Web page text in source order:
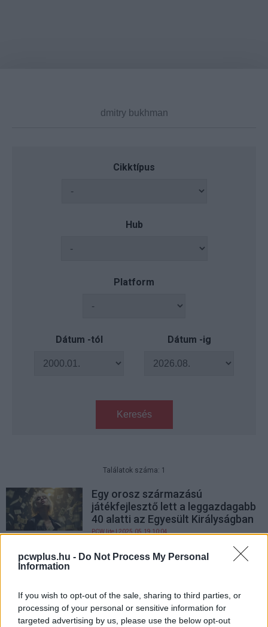
pcwplus.hu - Do Not Process My Personal
Information
If you wish to opt-out of the sale, sharing to third parties, or
processing of your personal or sensitive information for
targeted advertising by us, please use the below opt-out
Cikktípus
Hub
Platform
Dátum -tól Dátum -ig
Keresés
Találatok száma: 1
Egy orosz származású
játékfejlesztő lett a leggazdagabb
40 alatti az Egyesült Királyságban
PCW.lite | 2025.05.19 10:04